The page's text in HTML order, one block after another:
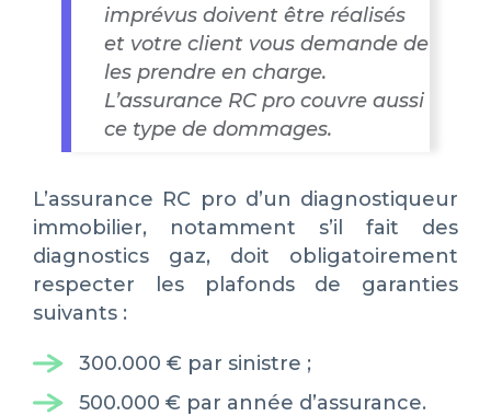
imprévus doivent être réalisés
et votre client vous demande de
les prendre en charge.
L’assurance RC pro couvre aussi
ce type de dommages.
L’assurance RC pro d’un diagnostiqueur
immobilier, notamment s’il fait des
diagnostics gaz, doit obligatoirement
respecter les plafonds de garanties
suivants :
300.000 € par sinistre ;
500.000 € par année d’assurance.